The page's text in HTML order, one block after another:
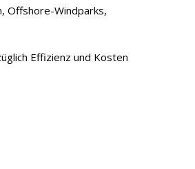
Offshore-Windparks,
Effizienz und Kosten